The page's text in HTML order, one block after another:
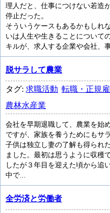
理人だと、仕事につけない若造
停止だった。
そういうケースもあるかもしれ
いは人生や生きることについて
キルが、求人する企業や会社、
脱サラして農業
タグ: 求職活動 転職・正規
農林水産業
会社を早期退職して、農業を始
ですが、家族を養うためにもサ
子供は独立し妻の了解も得られ
ました。最初は思うように収穫
したが３年目を迎えた頃から追
中で...
全労済と労働者